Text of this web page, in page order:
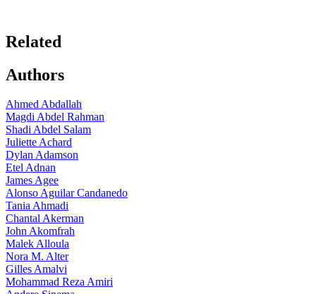
Related
Authors
Ahmed Abdallah
Magdi Abdel Rahman
Shadi Abdel Salam
Juliette Achard
Dylan Adamson
Etel Adnan
James Agee
Alonso Aguilar Candanedo
Tania Ahmadi
Chantal Akerman
John Akomfrah
Malek Alloula
Nora M. Alter
Gilles Amalvi
Mohammad Reza Amiri